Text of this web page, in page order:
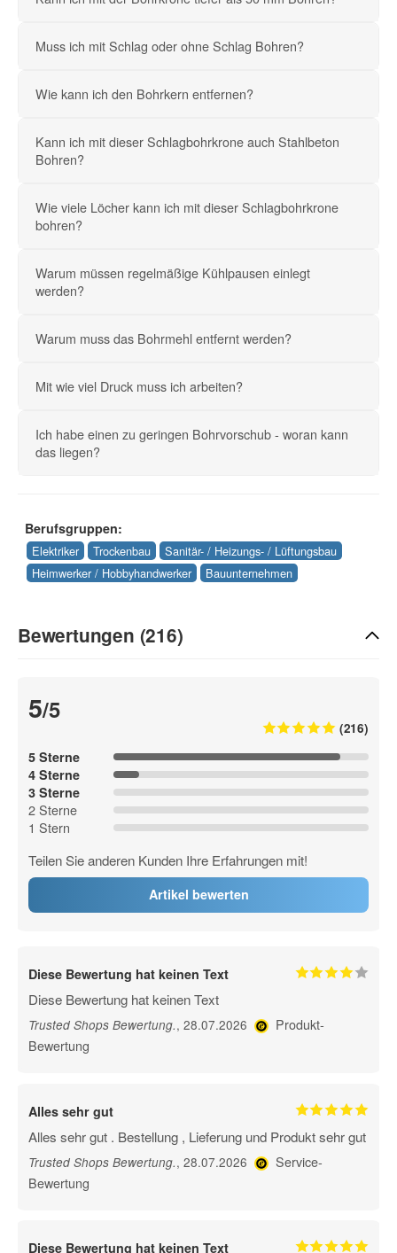
Muss ich mit Schlag oder ohne Schlag Bohren?
Wie kann ich den Bohrkern entfernen?
Kann ich mit dieser Schlagbohrkrone auch Stahlbeton
Bohren?
Wie viele Löcher kann ich mit dieser Schlagbohrkrone
bohren?
Warum müssen regelmäßige Kühlpausen einlegt
werden?
Warum muss das Bohrmehl entfernt werden?
Mit wie viel Druck muss ich arbeiten?
Ich habe einen zu geringen Bohrvorschub - woran kann
das liegen?
Berufsgruppen:
Elektriker Trockenbau
Sanitär- / Heizungs- / Lüftungsbau
Heimwerker / Hobbyhandwerker
Bauunternehmen
Bewertungen (216)
5/5
(216)
5 Sterne
4 Sterne
3 Sterne
2 Sterne
1 Stern
Teilen Sie anderen Kunden Ihre Erfahrungen mit!
Artikel bewerten
Diese Bewertung hat keinen Text
Diese Bewertung hat keinen Text
Trusted Shops Bewertung., 28.07.2026
Produkt-
Bewertung
Alles sehr gut
Alles sehr gut . Bestellung , Lieferung und Produkt sehr gut
Trusted Shops Bewertung., 28.07.2026
Service-
Bewertung
Diese Bewertung hat keinen Text